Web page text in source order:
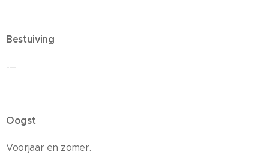
Bestuiving
---
Oogst
Voorjaar en zomer.